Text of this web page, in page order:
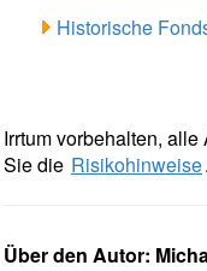
Historische
Irrtum vorbehalten,
Sie die Risikohinweise.
Über den Autor: